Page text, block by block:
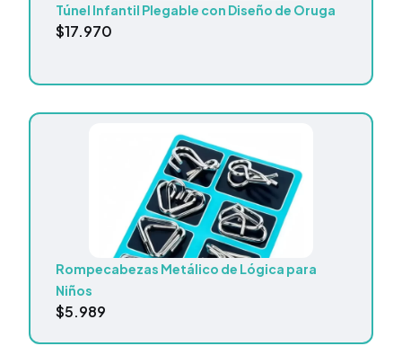
Túnel Infantil Plegable con Diseño de Oruga
$17.970
Rompecabezas Metálico de Lógica para
Niños
$5.989